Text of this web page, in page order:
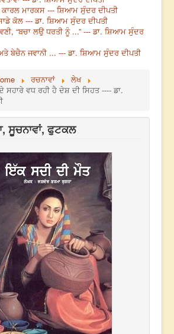
ਕਾਰਲ ਮਾਰਕਸ --- ਸ਼ਿਆਮ ਸੁੰਦਰ ਦੀਪਤੀ
ਕੋਲ --- ਡਾ. ਸ਼ਿਆਮ ਸੁੰਦਰ ਦੀਪਤੀ
“ਬਚਾ ਲਉ ਧਰਤੀ ਨੂੰ ...” --- ਡਾ. ਸ਼ਿਆਮ ਸੁੰਦਰ
ਬੇਚੈਨ ਜਵਾਨੀ ... --- ਡਾ. ਸ਼ਿਆਮ ਸੁੰਦਰ ਦੀਪਤੀ
ਰਚਨਾਵਾਂ
ਲੇਖ
ਸਹਾਰੇ ਵਧ ਰਹੀ ਹੈ ਦੇਸ਼ ਦੀ ਸਿਹਤ ---- ਡਾ.
ਸੂਚਨਾਵਾਂ, ਫੁਟਕਲ